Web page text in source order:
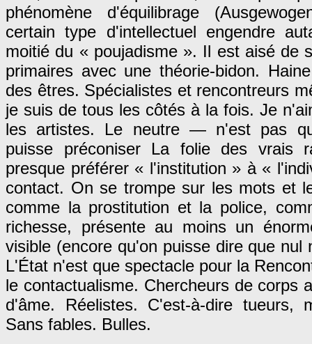
phénomène d'équilibrage
certain type d'intellectuel engendre
moitié du « poujadisme ». Il est aisé de
primaires avec une théorie-bidon.
des êtres. Spécialistes et rencontreurs
je suis de tous les côtés à la fois. Je
les artistes. Le neutre — n'est pas
puisse préconiser La folie des vrais
presque préférer « l'institution » à «
contact. On se trompe sur les mots et
comme la prostitution et la police,
richesse, présente au moins un
visible (encore qu'on puisse dire que
L'État n'est que spectacle pour la
le contactualisme. Chercheurs de corps
d'âme. Réelistes. C'est-à-dire tueurs,
Sans fables. Bulles.